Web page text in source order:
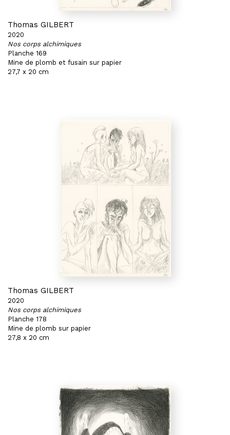
Thomas GILBERT
2020
Nos corps alchimiques
Planche 169
Mine de plomb et fusain sur papier
27,7 x 20 cm
Thomas GILBERT
2020
Nos corps alchimiques
Planche 178
Mine de plomb sur papier
27,8 x 20 cm